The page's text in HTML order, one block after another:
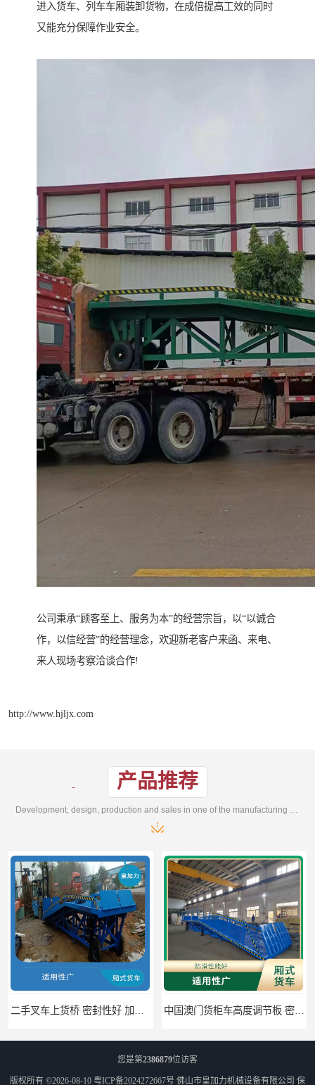
进入货车、列车车厢装卸货物，在成倍提高工效的同时
又能充分保障作业安全。
公司秉承“顾客至上、服务为本”的经营宗旨，以“以诚合
作，以信经营”的经营理念，欢迎新老客户来函、来电、
来人现场考察洽谈合作!
http://www.hjljx.com
产品推荐
您是第2386879位访客
版权所有 ©2026-08-10 粤ICP备2024272667号 佛山市皇加力机械设备有限公司 保